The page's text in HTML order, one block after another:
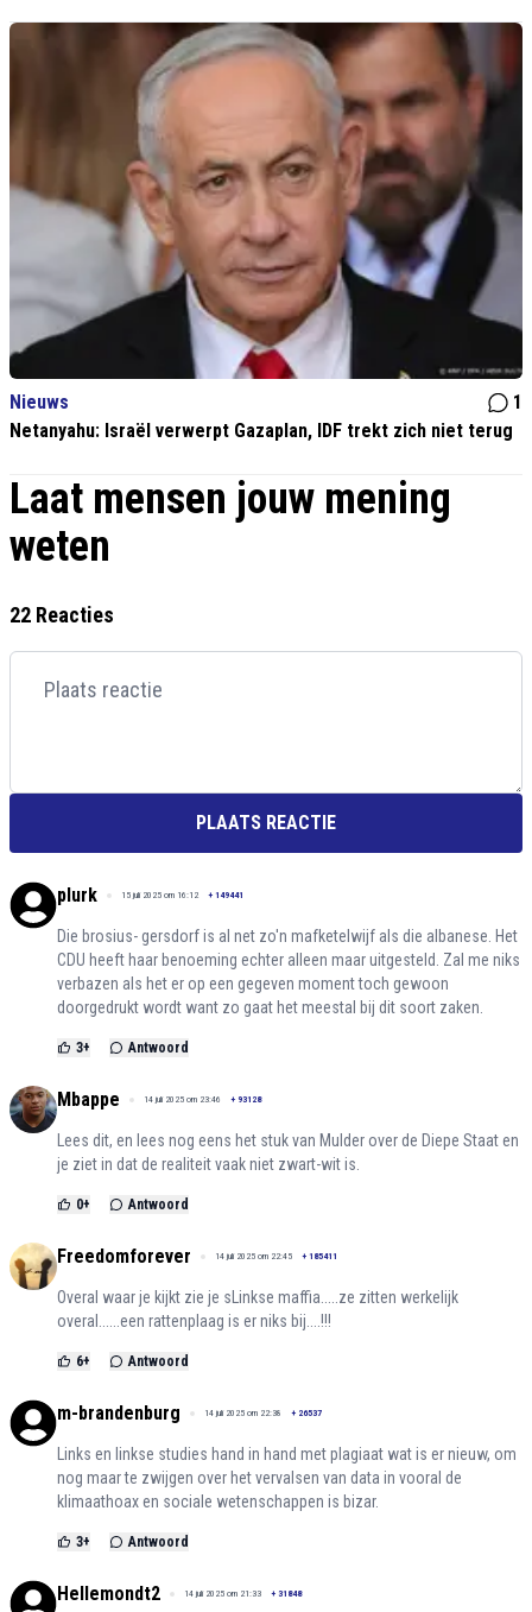
Nieuws
1
Netanyahu: Israël verwerpt Gazaplan, IDF trekt zich niet terug
Laat mensen jouw mening
weten
22 Reacties
PLAATS REACTIE
plurk 15 juli 2025 om 16:12 + 149441
Die brosius- gersdorf is al net zo'n mafketelwijf als die albanese. Het
CDU heeft haar benoeming echter alleen maar uitgesteld. Zal me niks
verbazen als het er op een gegeven moment toch gewoon
doorgedrukt wordt want zo gaat het meestal bij dit soort zaken.
3+ Antwoord
Mbappe 14 juli 2025 om 23:46 + 93128
Lees dit, en lees nog eens het stuk van Mulder over de Diepe Staat en
je ziet in dat de realiteit vaak niet zwart-wit is.
0+ Antwoord
Freedomforever 14 juli 2025 om 22:45 + 185411
Overal waar je kijkt zie je sLinkse maffia.....ze zitten werkelijk
overal......een rattenplaag is er niks bij....!!!
6+ Antwoord
m-brandenburg 14 juli 2025 om 22:38 + 26537
Links en linkse studies hand in hand met plagiaat wat is er nieuw, om
nog maar te zwijgen over het vervalsen van data in vooral de
klimaathoax en sociale wetenschappen is bizar.
3+ Antwoord
Hellemondt2 14 juli 2025 om 21:33 + 31848